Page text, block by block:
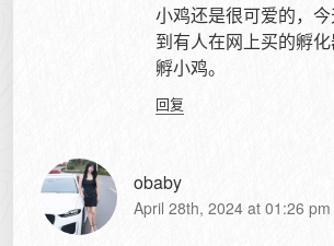
小鸡还是很可爱的，
到有人在网上买的孵
孵小鸡。
回复
obaby
April 28th, 2024 at 01:26 pm